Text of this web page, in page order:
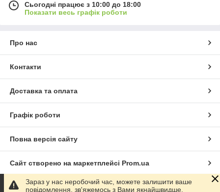
Сьогодні працює з 10:00 до 18:00
Показати весь графік роботи
Про нас
Контакти
Доставка та оплата
Графік роботи
Повна версія сайту
Сайт створено на маркетплейсі Prom.ua
Політика конфіденційності
Зараз у нас неробочий час, можете залишити ваше
повідомлення, зв'яжемось з Вами якнайшвидше.